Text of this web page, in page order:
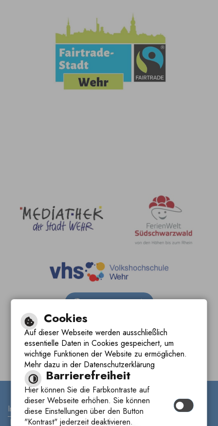
Barrierefreie Ansicht
Gebärdensprache
Inhalt |Impressum |Datenschutzerklärung
Barrierefreiheit
Cookies
Auf dieser Webseite werden ausschließlich
essentielle Daten in Cookies gespeichert, um
wichtige Funktionen der Website zu ermöglichen.
Mehr dazu in der Datenschutzerklärung
Barrierefreiheit
Hier können Sie die Farbkontraste auf
dieser Webseite erhöhen. Sie können
diese Einstellungen über den Button
"Kontrast" jederzeit deaktivieren.